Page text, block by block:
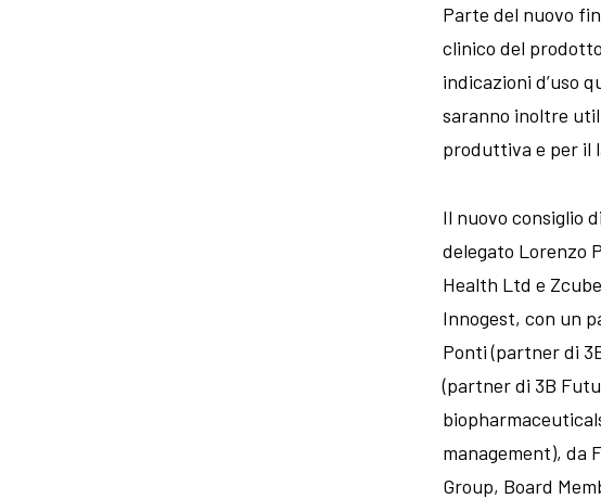
Parte del nuovo
clinico del
indicazioni d’uso
saranno inoltre
produttiva e per il
Il nuovo consiglio
delegato Lorenzo
Health Ltd e
Innogest, con un
Ponti (partner di
(partner di 3B
management), da
Group, Board